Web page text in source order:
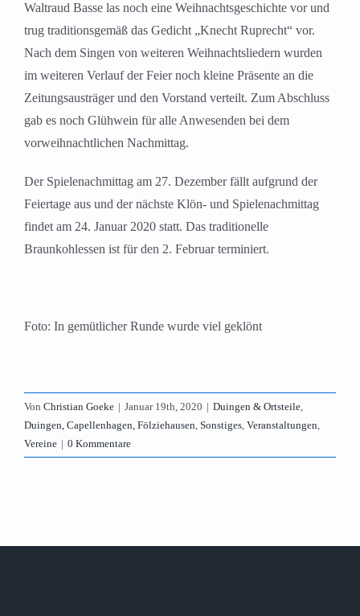
Waltraud Basse las noch eine Weihnachtsgeschichte vor und
trug traditionsgemäß das Gedicht „Knecht Ruprecht“ vor.
Nach dem Singen von weiteren Weihnachtsliedern wurden
im weiteren Verlauf der Feier noch kleine Präsente an die
Zeitungsausträger und den Vorstand verteilt. Zum Abschluss
gab es noch Glühwein für alle Anwesenden bei dem
vorweihnachtlichen Nachmittag.
Der Spielenachmittag am 27. Dezember fällt aufgrund der
Feiertage aus und der nächste Klön- und Spielenachmittag
findet am 24. Januar 2020 statt. Das traditionelle
Braunkohlessen ist für den 2. Februar terminiert.
Foto: In gemütlicher Runde wurde viel geklönt
Von Christian Goeke | Januar 19th, 2020 | Duingen & Ortsteile,
Duingen, Capellenhagen, Fölziehausen, Sonstiges, Veranstaltungen,
Vereine | 0 Kommentare